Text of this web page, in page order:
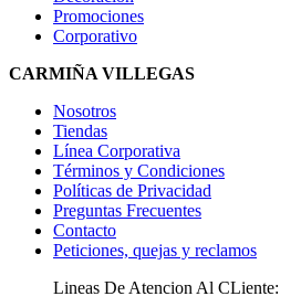
Promociones
Corporativo
CARMIÑA VILLEGAS
Nosotros
Tiendas
Línea Corporativa
Términos y Condiciones
Políticas de Privacidad
Preguntas Frecuentes
Contacto
Peticiones, quejas y reclamos
Lineas De Atencion Al CLiente: